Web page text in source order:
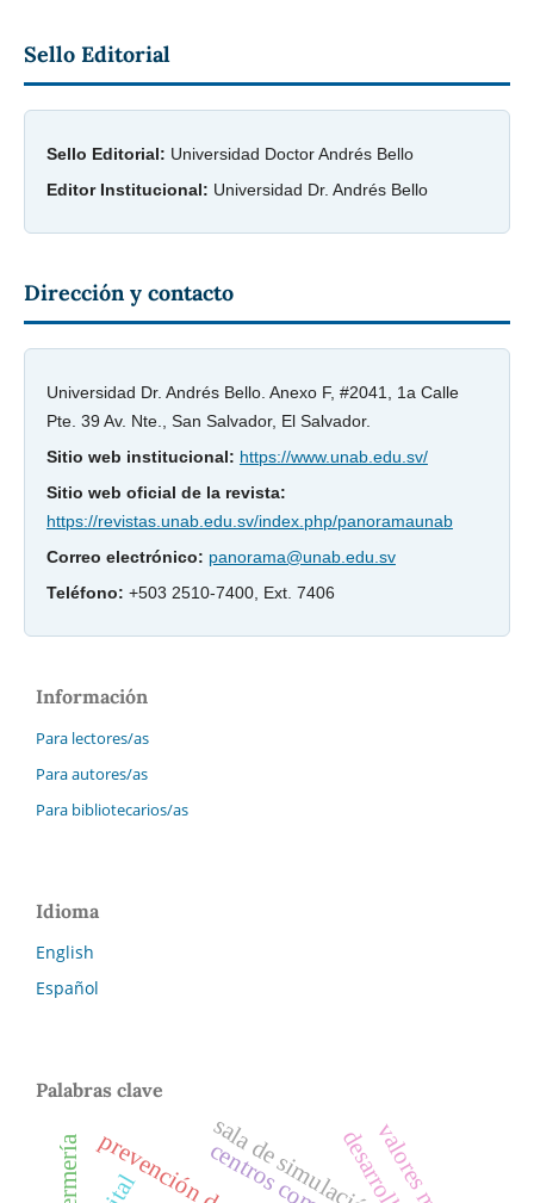
Sello Editorial
Sello Editorial: Universidad Doctor Andrés Bello
Editor Institucional: Universidad Dr. Andrés Bello
Dirección y contacto
Universidad Dr. Andrés Bello. Anexo F, #2041, 1a Calle
Pte. 39 Av. Nte., San Salvador, El Salvador.
Sitio web institucional: https://www.unab.edu.sv/
Sitio web oficial de la revista:
https://revistas.unab.edu.sv/index.php/panoramaunab
Correo electrónico: panorama@unab.edu.sv
Teléfono: +503 2510-7400, Ext. 7406
Información
Para lectores/as
Para autores/as
Para bibliotecarios/as
Idioma
English
Español
Palabras clave
sala de simulación